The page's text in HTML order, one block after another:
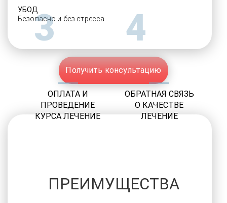
УБОД
Безопасно и без стресса
Получить консультацию
3
ОПЛАТА И
ПРОВЕДЕНИЕ
КУРСА ЛЕЧЕНИЕ
4
ОБРАТНАЯ СВЯЗЬ
О КАЧЕСТВЕ
ЛЕЧЕНИЕ
ПРЕИМУЩЕСТВА